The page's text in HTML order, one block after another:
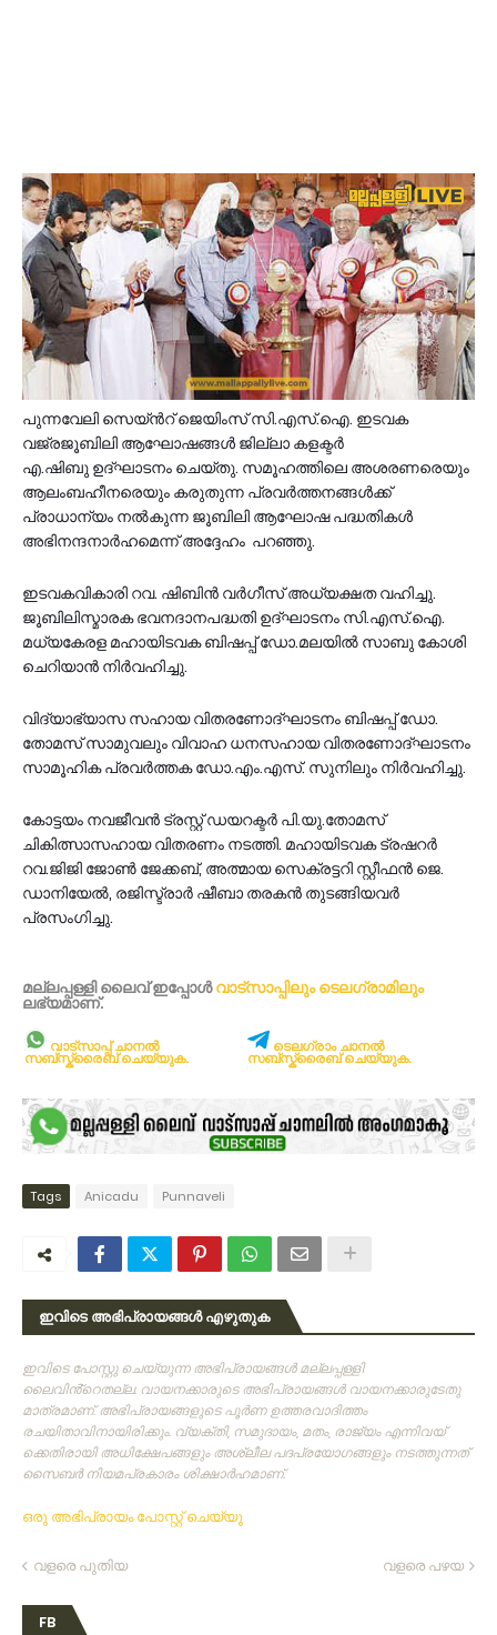
പുന്നവേലി സെയ്ൻറ് ജെയിംസ് സി.എസ്.ഐ. ഇടവക
വജ്രജൂബിലി ആഘോഷങ്ങൾ ജില്ലാ കളക്ടർ
എ.ഷിബു ഉദ്ഘാടനം ചെയ്തു. സമൂഹത്തിലെ അശരണരെയും
ആലംബഹീനരെയും കരുതുന്ന പ്രവർത്തനങ്ങൾക്ക്
പ്രാധാന്യം നൽകുന്ന ജൂബിലി ആഘോഷ പദ്ധതികൾ
അഭിനന്ദനാർഹമെന്ന് അദ്ദേഹം പറഞ്ഞു.
ഇടവകവികാരി റവ. ഷിബിൻ വർഗീസ് അധ്യക്ഷത വഹിച്ചു.
ജൂബിലിസ്മാരക ഭവനദാനപദ്ധതി ഉദ്ഘാടനം സി.എസ്.ഐ.
മധ്യകേരള മഹായിടവക ബിഷപ്പ് ഡോ.മലയിൽ സാബു കോശി
ചെറിയാൻ നിർവഹിച്ചു.
വിദ്യാഭ്യാസ സഹായ വിതരണോദ്ഘാടനം ബിഷപ്പ് ഡോ.
തോമസ് സാമുവലും വിവാഹ ധനസഹായ വിതരണോദ്ഘാടനം
സാമൂഹിക പ്രവർത്തക ഡോ.എം.എസ്. സുനിലും നിർവഹിച്ചു.
കോട്ടയം നവജീവൻ ട്രസ്റ്റ് ഡയറക്ടർ പി.യു.തോമസ്
ചികിത്സാസഹായ വിതരണം നടത്തി. മഹായിടവക ട്രഷറർ
റവ.ജിജി ജോൺ ജേക്കബ്, അത്മായ സെക്രട്ടറി സ്റ്റീഫൻ ജെ.
ഡാനിയേൽ, രജിസ്ട്രാർ ഷീബാ തരകൻ തുടങ്ങിയവർ
പ്രസംഗിച്ചു.
മല്ലപ്പള്ളി ലൈവ് ഇപ്പോള്‍വാട്സാപ്പിലും ടെലഗ്രാമിലും
ലഭ്യമാണ്‌.
വാട്സാപ്പ് ചാനൽ
സബ്സ്ക്രൈബ് ചെയ്യുക.
ടെലഗ്രാം ചാനൽ
സബ്സ്ക്രൈബ് ചെയ്യുക.
Tags Anicadu Punnaveli
ഇവിടെ അഭിപ്രായങ്ങൾ എഴുതുക
ഇവിടെ പോസ്റ്റു ചെയ്യുന്ന അഭിപ്രായങ്ങള്‍ മല്ലപ്പള്ളി
ലൈവിൻ്റെതല്ല. വായനക്കാരുടെ അഭിപ്രായങ്ങള്‍ വായനക്കാരുടേതു
മാത്രമാണ്‌. അഭിപ്രായങ്ങളുടെ പൂര്‍ണ ഉത്തരവാദിത്തം
രചയിതാവിനായിരിക്കും. വ്യക്തി, സമുദായം, മതം, രാജ്യം എന്നിവയ്
ക്കെതിരായി അധിക്ഷേപങ്ങളും അശ്ലീല പദപ്രയോഗങ്ങളും നടത്തുന്നത്‌
സൈബര്‍ നിയമപ്രകാരം ശിക്ഷാര്‍ഹമാണ്‌.
ഒരു അഭിപ്രായം പോസ്റ്റ് ചെയ്യൂ
വളരെ പുതിയ വളരെ പഴയ
FB